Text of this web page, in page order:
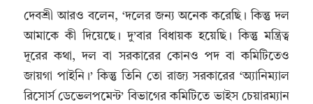
দেবশ্রী আরও বলেন, ‘দলের জন্য অনেক করেছি। কিন্তু দল
আমাকে কী দিয়েছে। দু‍’বার বিধায়ক হয়েছি। কিন্তু মন্ত্রিত্ব
দূরের কথা, দল বা সরকারের কোনও পদ বা কমিটিতেও
জায়গা পাইনি।’ কিন্তু তিনি তো রাজ্য সরকারের ‘অ্যানিম্যাল
রিসোর্স ডেভেলপমেন্ট’ বিভাগের কমিটিতে ভাইস চেয়ারম্যান